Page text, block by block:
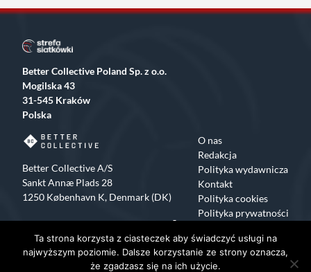
Better Collective Poland Sp. z o.o.
Mogilska 43
31-545 Kraków
Polska
Better Collective A/S
Sankt Annæ Plads 28
1250 København K, Denmark (DK)
O nas
Redakcja
Polityka wydawnicza
Kontakt
Polityka cookies
Polityka prywatności
Facebook
X Instagram
TikTok
Copyrights 2015-2024 Strefa Siatkówki All rights reserved
Ta strona korzysta z ciasteczek aby świadczyć usługi na
najwyższym poziomie. Dalsze korzystanie ze strony oznacza,
że zgadzasz się na ich użycie.